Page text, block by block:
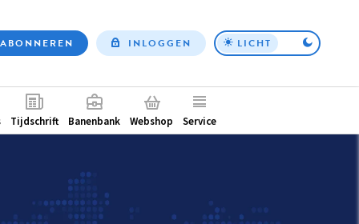
Top
ABONNEREN INLOGGEN LICHT
Tijdschrift Banenbank Webshop Service